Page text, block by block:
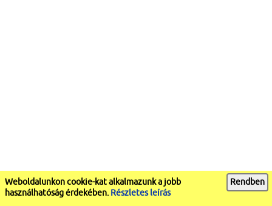
Weboldalunkon cookie-kat alkalmazunk a jobb
használhatóság érdekében.Részletes leírás
Rendben